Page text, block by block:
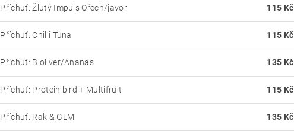
Příchuť: Žlutý Impuls Ořech/javor 115 Kč
Příchuť: Chilli Tuna 115 Kč
Příchuť: Bioliver/Ananas 135 Kč
Příchuť: Protein bird + Multifruit 115 Kč
Příchuť: Rak & GLM 135 Kč